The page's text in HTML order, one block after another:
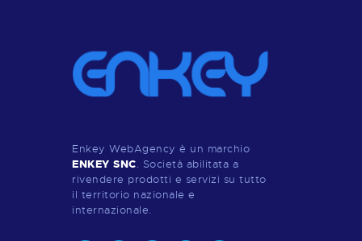
Enkey WebAgency è un marchio
ENKEY SNC. Società abilitata a
rivendere prodotti e servizi su tutto
il territorio nazionale e
internazionale.